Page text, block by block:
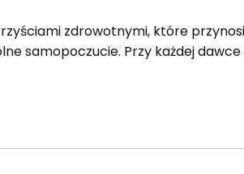
zdrowotnymi, które
samopoczucie. Przy każdej dawce